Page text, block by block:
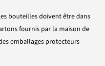
bouteilles doivent être dans
fournis par la maison de
emballages protecteurs